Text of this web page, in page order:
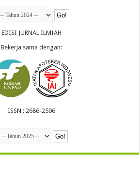
EDISI JURNAL ILMIAH
Bekerja sama dengan:
ISSN : 2686-2506